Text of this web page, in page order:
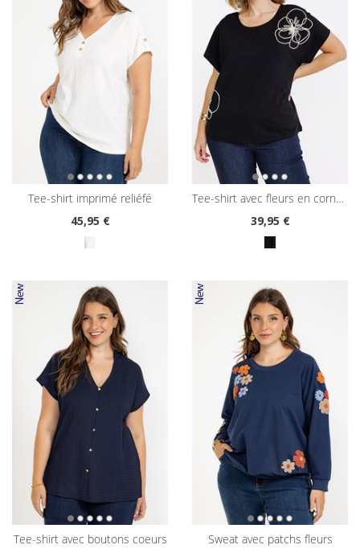
tee-shirt imprimé reliéfé
45,95 €
tee-shirt avec fleurs en cornelly
39,95 €
tee-shirt avec boutons coeurs
sweat avec patchs fleurs